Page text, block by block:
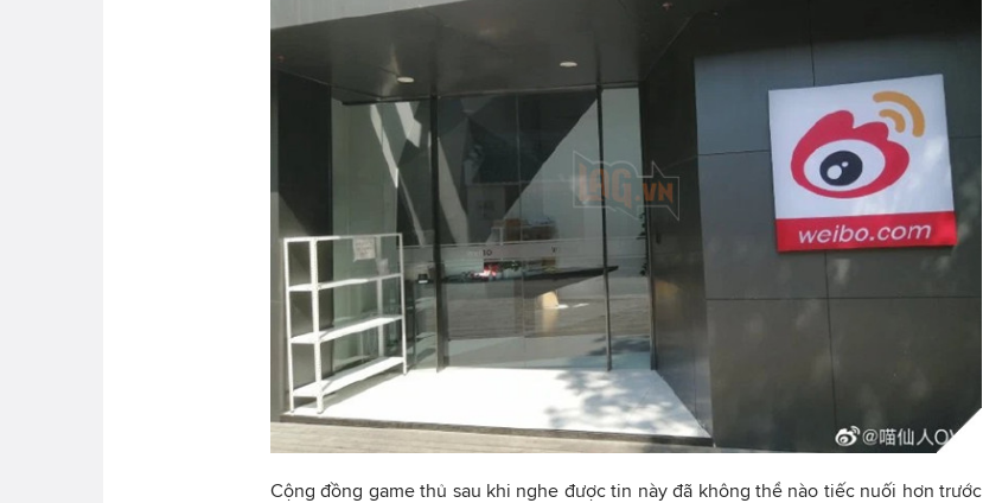
Cộng đồng game thủ sau khi nghe được tin này đã không thể nào tiếc nuối hơn trước